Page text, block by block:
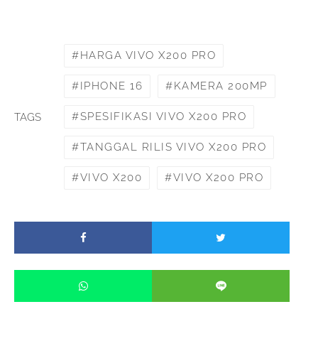
TAGS
HARGA VIVO X200 PRO
IPHONE 16 KAMERA 200MP
SPESIFIKASI VIVO X200 PRO
TANGGAL RILIS VIVO X200 PRO
VIVO X200 VIVO X200 PRO